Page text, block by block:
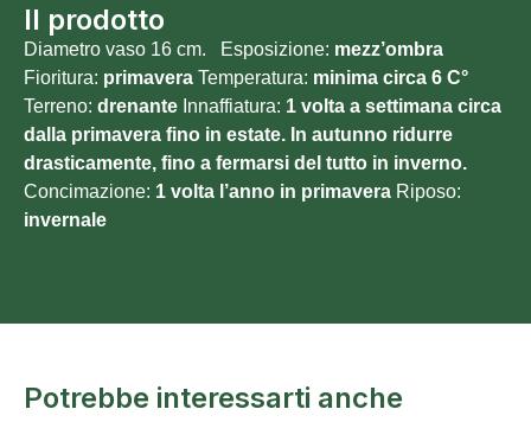
Il prodotto
Diametro vaso 16 cm. Esposizione: mezz’ombra
Fioritura: primavera Temperatura: minima circa 6 C°
Terreno: drenante Innaffiatura: 1 volta a settimana circa
dalla primavera fino in estate. In autunno ridurre
drasticamente, fino a fermarsi del tutto in inverno.
Concimazione: 1 volta l’anno in primavera Riposo:
invernale
Potrebbe interessarti anche